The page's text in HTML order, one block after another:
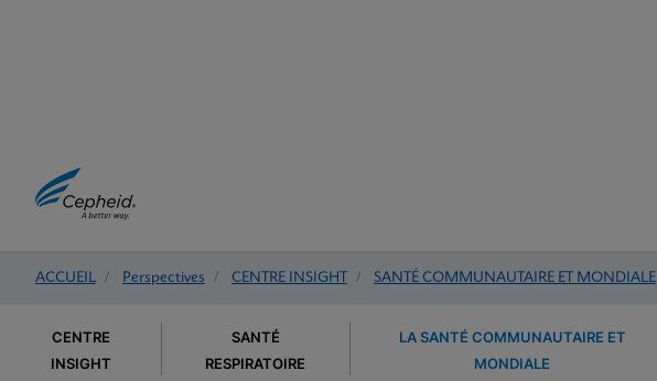
ACCUEIL / Perspectives / CENTRE INSIGHT / SANTÉ COMMUNAUTAIRE ET MONDIALE
CENTRE
INSIGHT
SANTÉ
RESPIRATOIRE
LA SANTÉ COMMUNAUTAIRE ET
MONDIALE